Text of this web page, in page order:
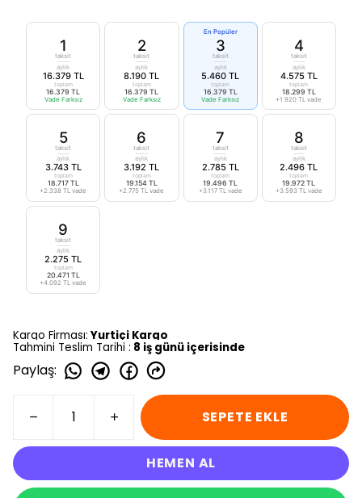
1
taksit
aylık
16.379 TL
toplam
16.379 TL
Vade Farksız
2
taksit
aylık
8.190 TL
toplam
16.379 TL
Vade Farksız
En Popüler
3
taksit
aylık
5.460 TL
toplam
16.379 TL
Vade Farksız
4
taksit
aylık
4.575 TL
toplam
18.299 TL
+1.920 TL vade
5
taksit
aylık
3.743 TL
toplam
18.717 TL
+2.338 TL vade
6
taksit
aylık
3.192 TL
toplam
19.154 TL
+2.775 TL vade
7
taksit
aylık
2.785 TL
toplam
19.496 TL
+3.117 TL vade
8
taksit
aylık
2.496 TL
toplam
19.972 TL
+3.593 TL vade
9
taksit
aylık
2.275 TL
toplam
20.471 TL
+4.092 TL vade
Kargo Firması: Yurtiçi Kargo
Tahmini Teslim Tarihi : 8 iş günü içerisinde
Paylaş:
SEPETE EKLE
HEMEN AL